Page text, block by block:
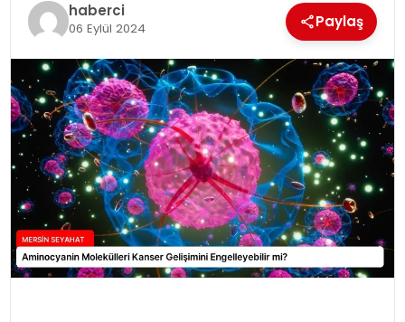
haberci
06 Eylül 2024 Paylaş